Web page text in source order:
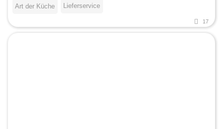
Art der Küche Lieferservice
17